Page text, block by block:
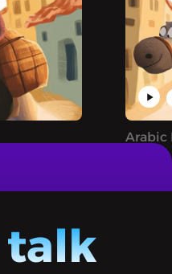
Arabic
talk